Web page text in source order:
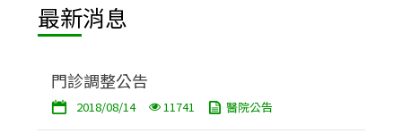
最新消息
門診調整公告
2018/08/14 11741 醫院公告